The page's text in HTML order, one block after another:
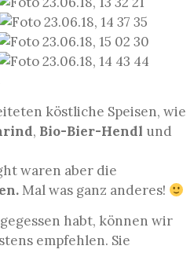
köstliche Speisen, wie
, Bio-Bier-Hendl und
waren aber die
Mal was ganz anderes!
habt, können wir
empfehlen. Sie